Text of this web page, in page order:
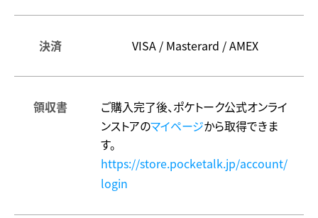
決済 VISA / Masterard / AMEX
領収書
ご購入完了後、ポケトーク公式オンライ
ンストアのマイページから取得できま
す。
https://store.pocketalk.jp/account/
login